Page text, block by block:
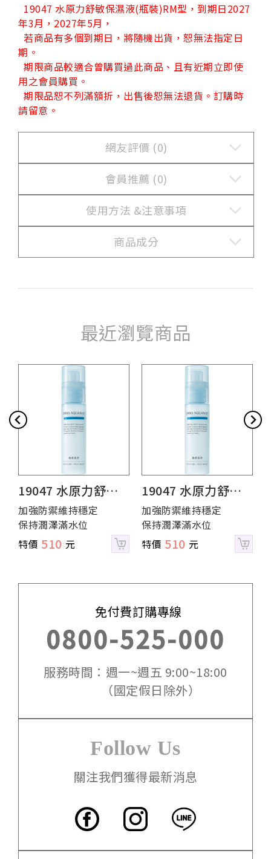
19047 水原力舒敏保濕液(瓶裝)RM型，到期日2027
年3月，2027年5月，
若商品有多個到期日，將隨機出貨，恕無法指定日
期。
期限商品較適合曾購買過此商品、且有近期立即使
用之會員購買。
期限品恕不列滿額折，出售後恕無法退貨。訂購時
請留意。
網友評價 (0)
會員推薦 (0)
使用方法 &注意事項
商品成分
最近瀏覽商品
19047 水原力舒敏
保濕液 - 瓶裝RM高
保濕型 (期限品特
賣-恕無提供退貨)
加強防禦維持穩定
保持潤澤滿水位
510
19047 水原力舒敏
保濕液 - 瓶裝RM高
保濕型 (期限品特
賣-恕無提供退貨)
加強防禦維持穩定
保持潤澤滿水位
510
免付費訂購專線
0800-525-000
服務時間：週一~週五 9:00~18:00
（國定假日除外）
Follow Us
關注我們獲得最新消息